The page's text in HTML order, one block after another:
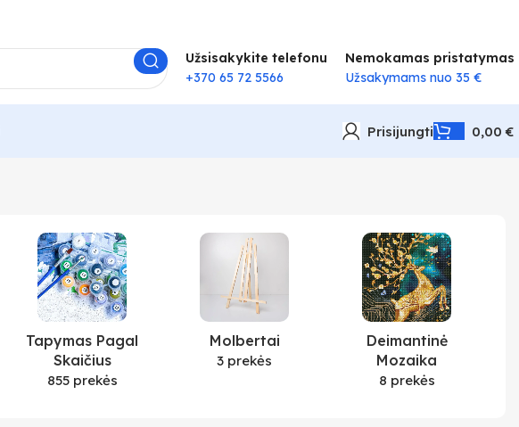
Užsisakykite telefonu
+370 65 72 5566
Nemokamas pristatymas
Užsakymams nuo 35 €
Prisijungti 0,00€
Tapymas Pagal
Skaičius
855 prekės
Molbertai
3 prekės
Deimantinė
Mozaika
8 prekės